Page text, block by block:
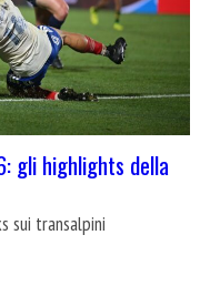
gli highlights della
sui transalpini